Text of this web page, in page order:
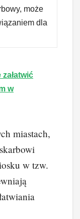
może
dla
w
miastach,
w tzw.